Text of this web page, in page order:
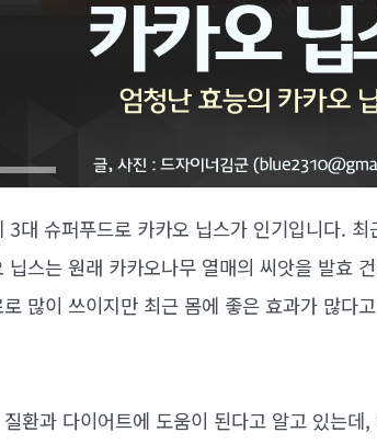
3대 슈퍼푸드로 카카오 닙스가 인기입니다.
스는 원래 카카오나무 열매의 씨앗을 발효
많이 쓰이지만 최근 몸에 좋은 효과가 많다
환과 다이어트에 도움이 된다고 알고 있는